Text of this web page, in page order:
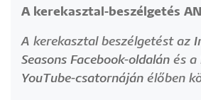
A kerekasztal-beszélgetés
A kerekasztal beszélgetést az
Seasons Facebook-oldalán és a
YouTube-csatornáján élőben